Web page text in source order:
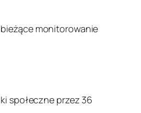
monitorowanie
społeczne przez 36